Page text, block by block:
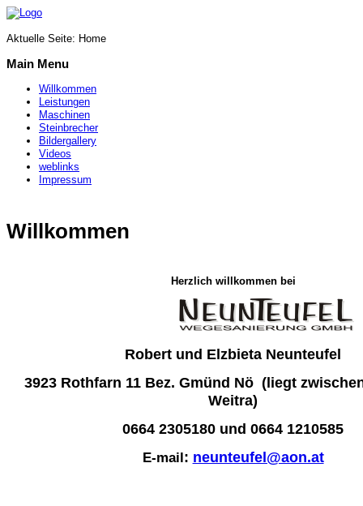
Aktuelle Seite: Home
Main Menu
Willkommen
Leistungen
Maschinen
Steinbrecher
Bildergallery
Videos
weblinks
Impressum
Willkommen
Herzlich willkommen bei
Robert und Elzbieta Neunteufel
3923 Rothfarn 11 Bez. Gmünd Nö (liegt
Weitra)
0664 2305180 und 0664 1210585
E-mail : neunteufel@aon.at